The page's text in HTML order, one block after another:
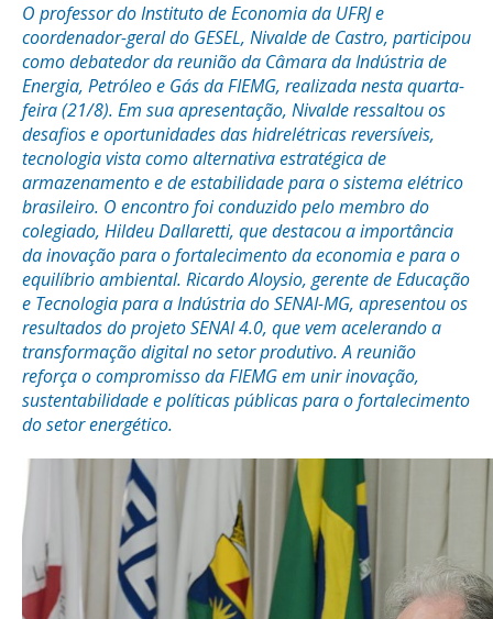
O professor do Instituto de Economia da UFRJ e
coordenador-geral do GESEL, Nivalde de Castro, participou
como debatedor da reunião da Câmara da Indústria de
Energia, Petróleo e Gás da FIEMG, realizada nesta quarta-
feira (21/8). Em sua apresentação, Nivalde ressaltou os
desafios e oportunidades das hidrelétricas reversíveis,
tecnologia vista como alternativa estratégica de
armazenamento e de estabilidade para o sistema elétrico
brasileiro. O encontro foi conduzido pelo membro do
colegiado, Hildeu Dallaretti, que destacou a importância
da inovação para o fortalecimento da economia e para o
equilíbrio ambiental. Ricardo Aloysio, gerente de Educação
e Tecnologia para a Indústria do SENAI-MG, apresentou os
resultados do projeto SENAI 4.0, que vem acelerando a
transformação digital no setor produtivo. A reunião
reforça o compromisso da FIEMG em unir inovação,
sustentabilidade e políticas públicas para o fortalecimento
do setor energético.